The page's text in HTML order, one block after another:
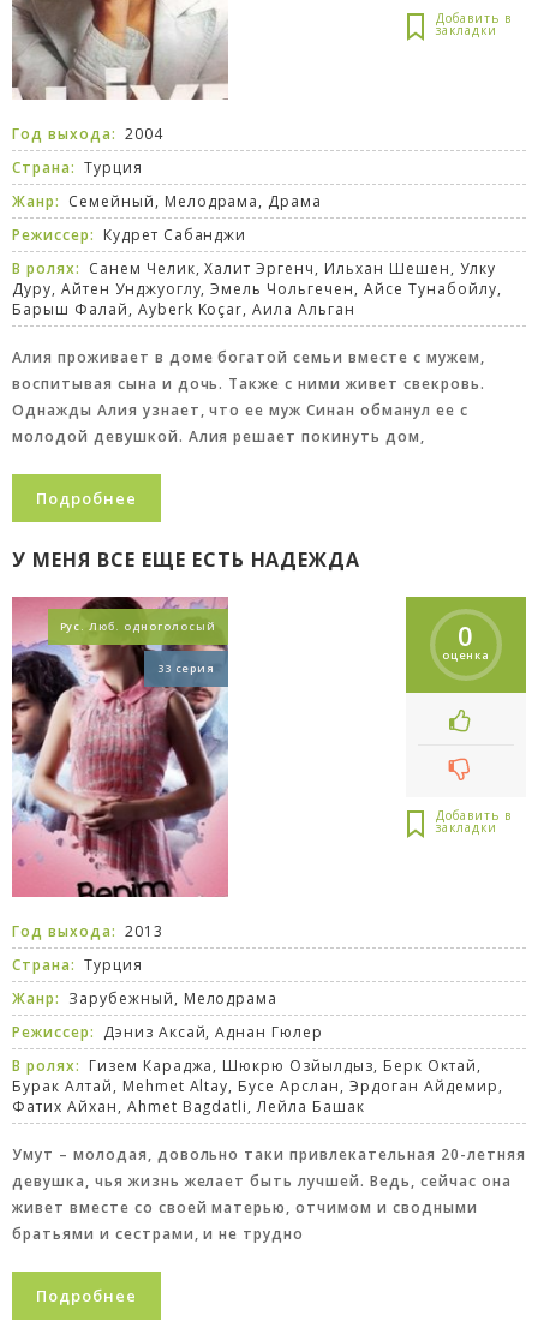
Год выхода: 2004
Страна: Турция
Жанр: Семейный, Мелодрама, Драма
Режиссер: Кудрет Сабанджи
В ролях: Санем Челик, Халит Эргенч, Ильхан Шешен, Улку
Дуру, Айтен Унджуоглу, Эмель Чольгечен, Айсе Тунабойлу,
Барыш Фалай, Ayberk Koçar, Аила Альган
Алия проживает в доме богатой семьи вместе с мужем,
воспитывая сына и дочь. Также с ними живет свекровь.
Однажды Алия узнает, что ее муж Синан обманул ее с
молодой девушкой. Алия решает покинуть дом,
Подробнее
У МЕНЯ ВСЕ ЕЩЕ ЕСТЬ НАДЕЖДА
Рус. Люб. одноголосый
33 серия
0
оценка
Год выхода: 2013
Страна: Турция
Жанр: Зарубежный, Мелодрама
Режиссер: Дэниз Аксай, Аднан Гюлер
В ролях: Гизем Караджа, Шюкрю Озйылдыз, Берк Октай,
Бурак Алтай, Mehmet Altay, Бусе Арслан, Эрдоган Айдемир,
Фатих Айхан, Ahmet Bagdatli, Лейла Башак
Умут – молодая, довольно таки привлекательная 20-летняя
девушка, чья жизнь желает быть лучшей. Ведь, сейчас она
живет вместе со своей матерью, отчимом и сводными
братьями и сестрами, и не трудно
Подробнее